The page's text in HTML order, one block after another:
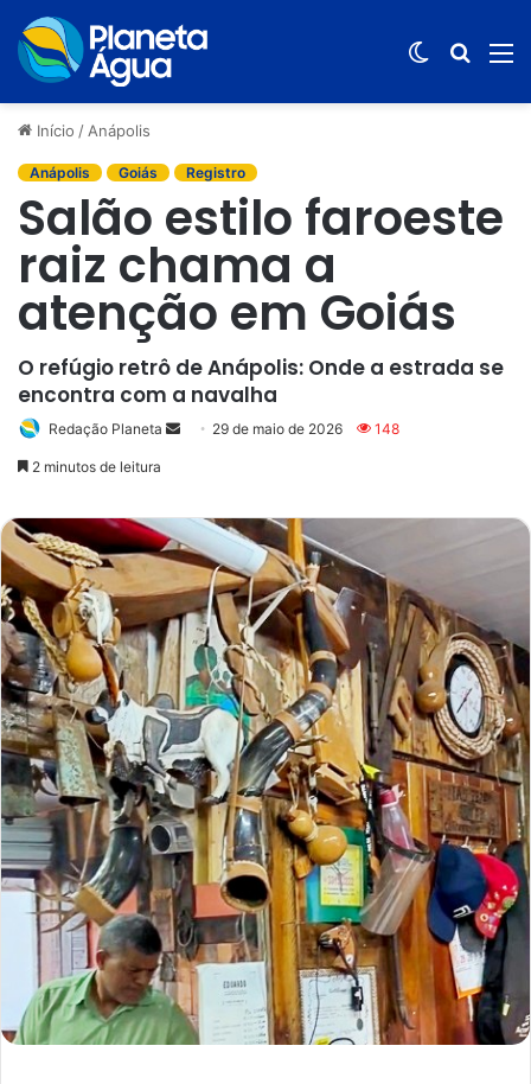
Switch
Início /Anápolis
Anápolis Goiás Registro
Salão estilo faroeste
raiz chama a
atenção em Goiás
O refúgio retrô de Anápolis: Onde a estrada se
encontra com a navalha
Redação Planeta
Mande
mail
29 de maio de 2026 148
2 minutos de leitura